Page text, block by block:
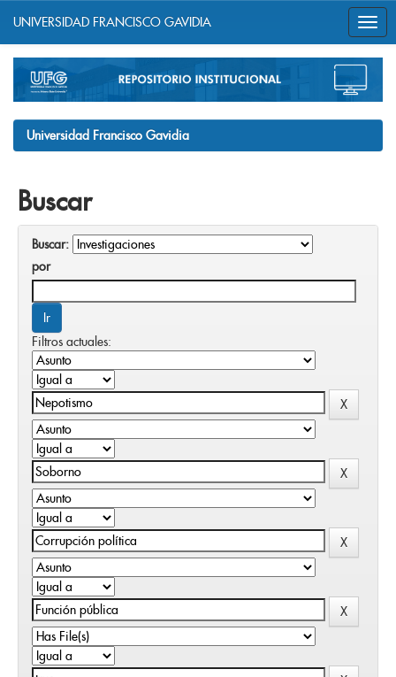
navigation
UNIVERSIDAD FRANCISCO GAVIDIA
Universidad Francisco Gavidia
Buscar
Buscar:
por
Filtros actuales: